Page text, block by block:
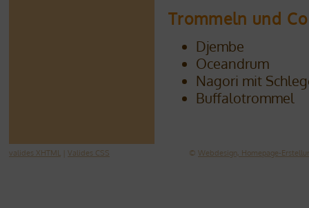
Trommeln und Co
Djembe
Oceandrum
Nagori mit
Buffalotrommel
valides XHTML Valides CSS © Webdesign, Homepage-